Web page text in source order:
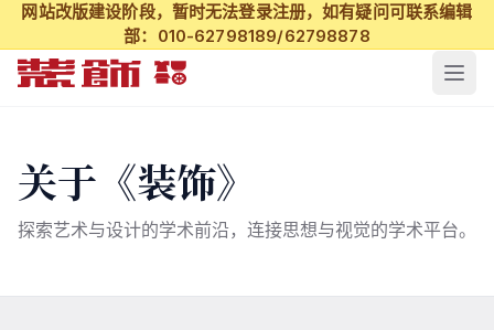
网站改版建设阶段，暂时无法登录注册，如有疑问可联系编辑
部：010-62798189/62798878
关于《装饰》
探索艺术与设计的学术前沿，连接思想与视觉的学术平台。